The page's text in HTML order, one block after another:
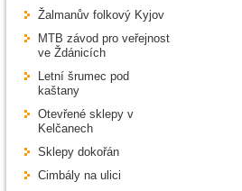
Žalmanův folkový Kyjov
MTB závod pro veřejnost
ve Ždánicích
Letní šrumec pod
kaštany
Otevřené sklepy v
Kelčanech
Sklepy dokořán
Cimbály na ulici